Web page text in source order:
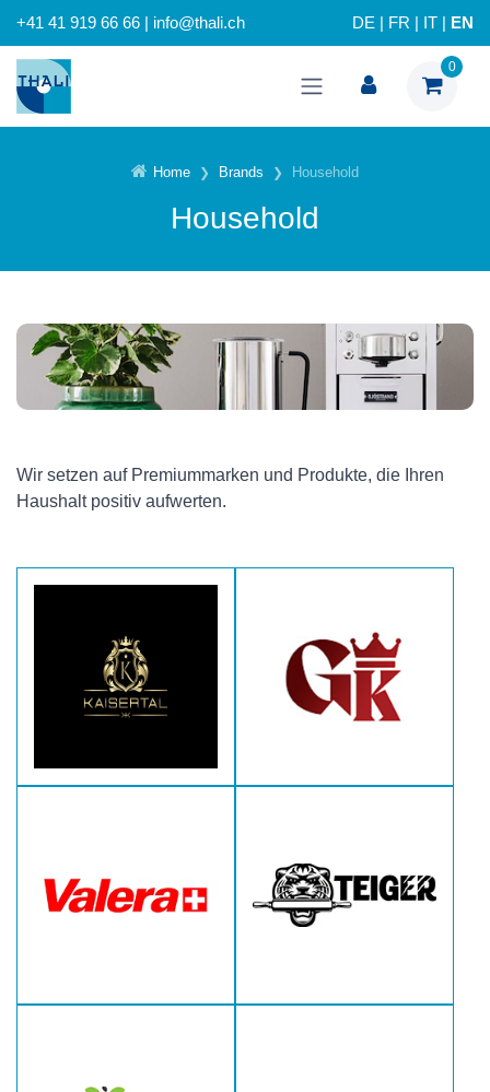
+41 41 919 66 66 | info@thali.ch DE FR IT EN
0
Home Brands Household
Household
Wir setzen auf Premiummarken und Produkte, die Ihren
Haushalt positiv aufwerten.